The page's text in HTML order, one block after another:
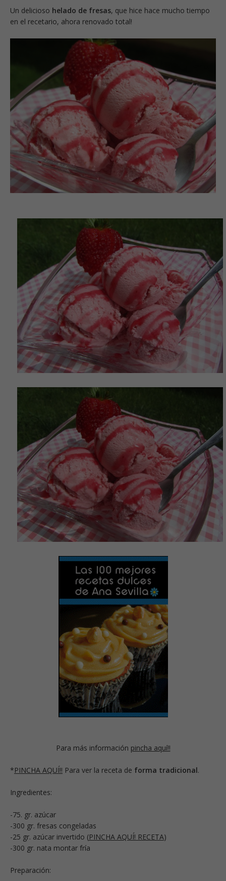
Un delicioso helado de fresas, que hice hace mucho tiempo
en el recetario, ahora renovado total!
Para más información pincha aquí!!
*PINCHA AQUÍ!! Para ver la receta de forma tradicional.
Ingredientes:
-75. gr. azúcar
-300 gr. fresas congeladas
-25 gr. azúcar invertido (PINCHA AQUÍ! RECETA)
-300 gr. nata montar fría
Preparación: